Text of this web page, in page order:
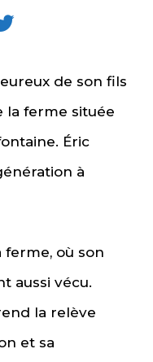
de son fils
la ferme située
Éric
à
ferme, où son
aussi vécu.
la relève
et sa